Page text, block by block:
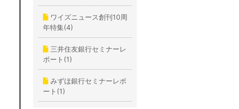
ワイズニュース創刊10周
年特集(4)
三井住友銀行セミナーレ
ポート(1)
みずほ銀行セミナーレポ
ート(1)